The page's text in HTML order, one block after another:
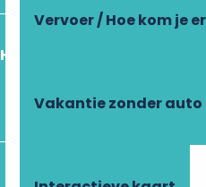
Vervoer / Hoe kom je
Vakantie zonder auto
Hoe kom ik daar?